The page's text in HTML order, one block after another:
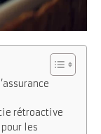
rétroactive
les